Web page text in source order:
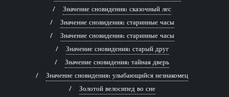
Значение сновидения: сказочный лес
Значение сновидения: старинные часы
Значение сновидения: старинные часы
Значение сновидения: старый друг
Значение сновидения: тайная дверь
Значение сновидения: улыбающийся незнакомец
Золотой велосипед во сне